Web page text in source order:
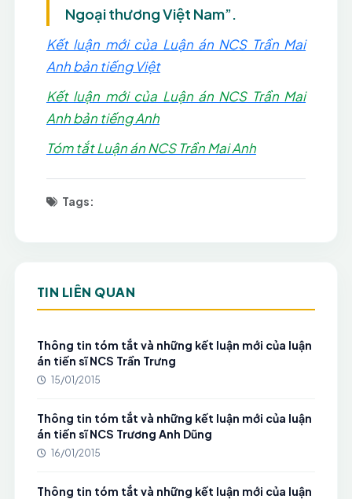
Ngoại thương Việt Nam”.
Kết luận mới của Luận án NCS Trần Mai
Anh bản tiếng Việt
Kết luận mới của Luận án NCS Trần Mai
Anh bản tiếng Anh
Tóm tắtLuận án NCS Trần Mai Anh
Tags:
TIN LIÊN QUAN
Thông tin tóm tắt và những kết luận mới của luận
án tiến sĩ NCS Trần Trưng
15/01/2015
Thông tin tóm tắt và những kết luận mới của luận
án tiến sĩ NCS Trương Anh Dũng
16/01/2015
Thông tin tóm tắt và những kết luận mới của luận